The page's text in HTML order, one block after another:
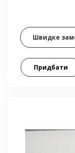
Швидке
Придбати